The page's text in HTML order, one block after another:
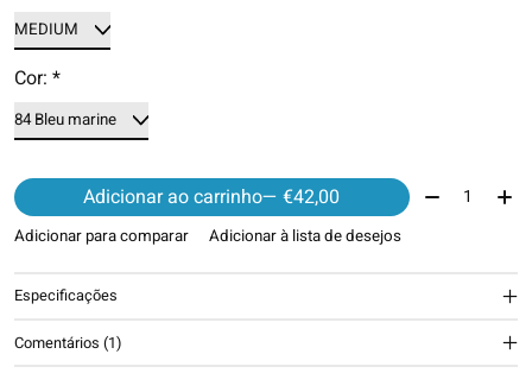
Cor: *
Adicionar ao carrinho — €42,00 Quantidade:
Adicionar para comparar Adicionar à lista de desejos
Especificações
Comentários (1)